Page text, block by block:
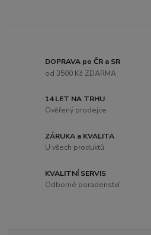
DOPRAVA po ČR a SR
od 3500 Kč ZDARMA
14 LET NA TRHU
Ověřený prodejce
ZÁRUKA a KVALITA
U všech produktů
KVALITNÍ SERVIS
Odborné poradenství